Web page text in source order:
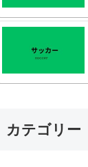
カテゴリー